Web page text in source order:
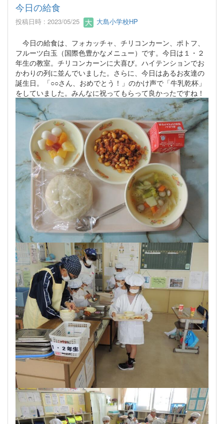
今日の給食
投稿日時 : 2023/05/25 大島小学校HP
今日の給食は、フォカッチャ、チリコンカーン、ポトフ、
フルーツ白玉（国際色豊かなメニュー）です。今日は１・２
年生の教室。チリコンカーンに大喜び。ハイテンションでお
かわりの列に並んでいました。さらに、今日はあるお友達の
誕生日。「○○さん、おめでとう！」のかけ声で「牛乳乾杯」
をしていました。みんなに祝ってもらって良かったですね！